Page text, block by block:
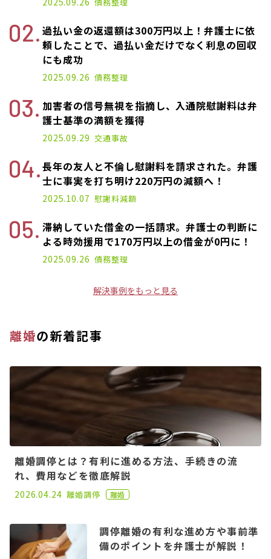
過払い金の返還額は300万円以上！弁護士に依
頼したことで、過払い金だけでなく利息の回収
にも成功
2025.09.26 債務整理
加害者の信号無視を指摘し、入通院慰謝料は弁
護士基準の満額を獲得
2025.09.29 交通事故
長年の友人と不倫し慰謝料を請求された。弁護
士に事実を打ち明け220万円の減額へ！
2025.10.07 慰謝料減額
滞納していた借金の一括請求。弁護士の判断に
よる時効援用で170万円以上の借金が0円に！
2025.09.26 債務整理
解決事例をもっと見る
離婚の新着記事
離婚調停とは？有利に進める方法、手続きの流
れ、費用などを徹底解説
2020.11.02
2026.04.24 離婚調停 離婚
調停離婚の有利な進め方や事前準
備のポイントを弁護士が解説！